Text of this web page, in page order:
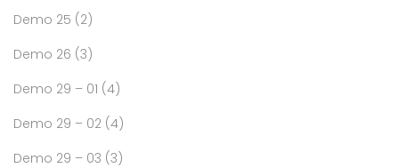
Demo 25 (2)
Demo 26 (3)
Demo 29 – 01 (4)
Demo 29 – 02 (4)
Demo 29 – 03 (3)